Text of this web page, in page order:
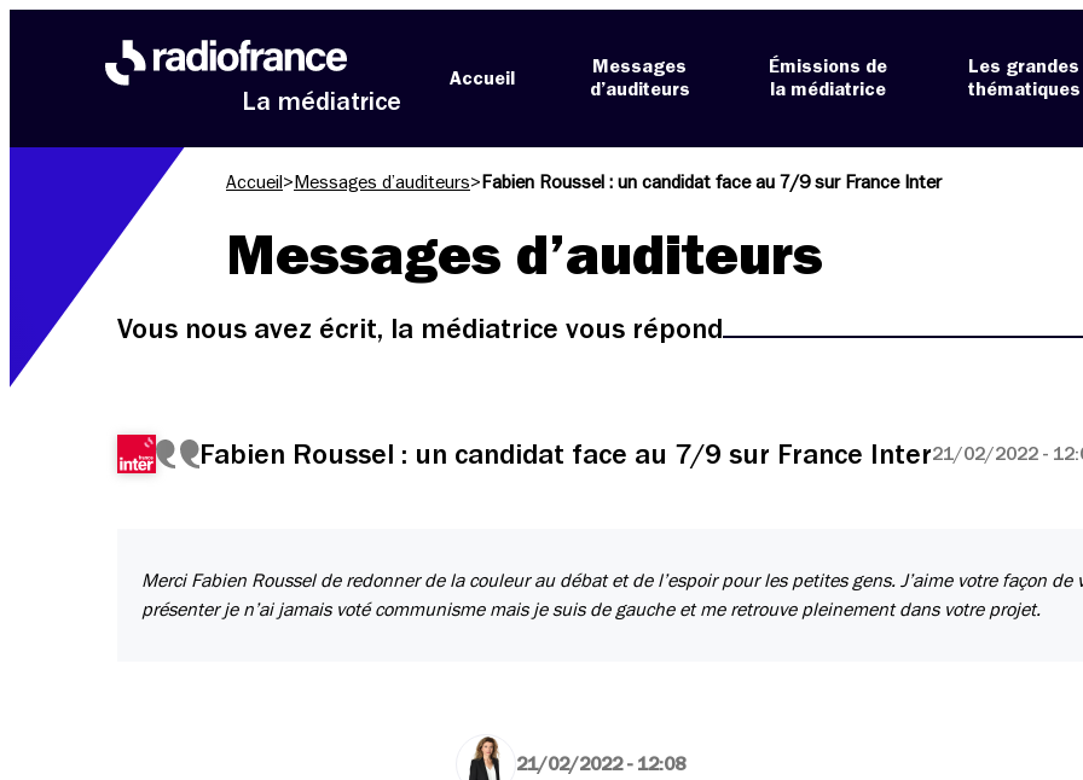
La médiatrice
Accueil
Messages
d’auditeurs
Émissions de
la médiatrice
Les grandes
thématiques
Accueil > Messages d’auditeurs> Fabien Roussel : un candidat face au 7/9 sur France Inter
Messages d’auditeurs
Vous nous avez écrit, la médiatrice vous répond
Fabien Roussel : un candidat face au 7/9 sur France Inter21/02/2022 -
Merci Fabien Roussel de redonner de la couleur au débat et de l’espoir pour les petites gens. J’aime votre façon de
présenter je n’ai jamais voté communisme mais je suis de gauche et me retrouve pleinement dans votre projet.
21/02/2022 - 12:08